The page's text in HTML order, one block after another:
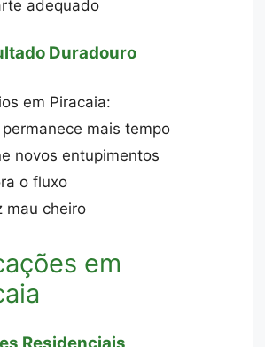
adequado
Duradouro
em Piracaia:
mais tempo
novos entupimentos
o fluxo
mau cheiro
em
Residenciais